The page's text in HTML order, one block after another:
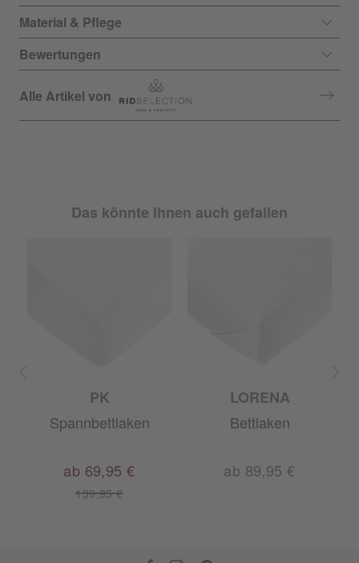
Material & Pflege
Bewertungen
Alle Artikel von
Das könnte Ihnen auch gefallen
PK
Spannbettlaken
139,95 €
ab 69,95 €
LORENA
Bettlaken
ab 89,95 €